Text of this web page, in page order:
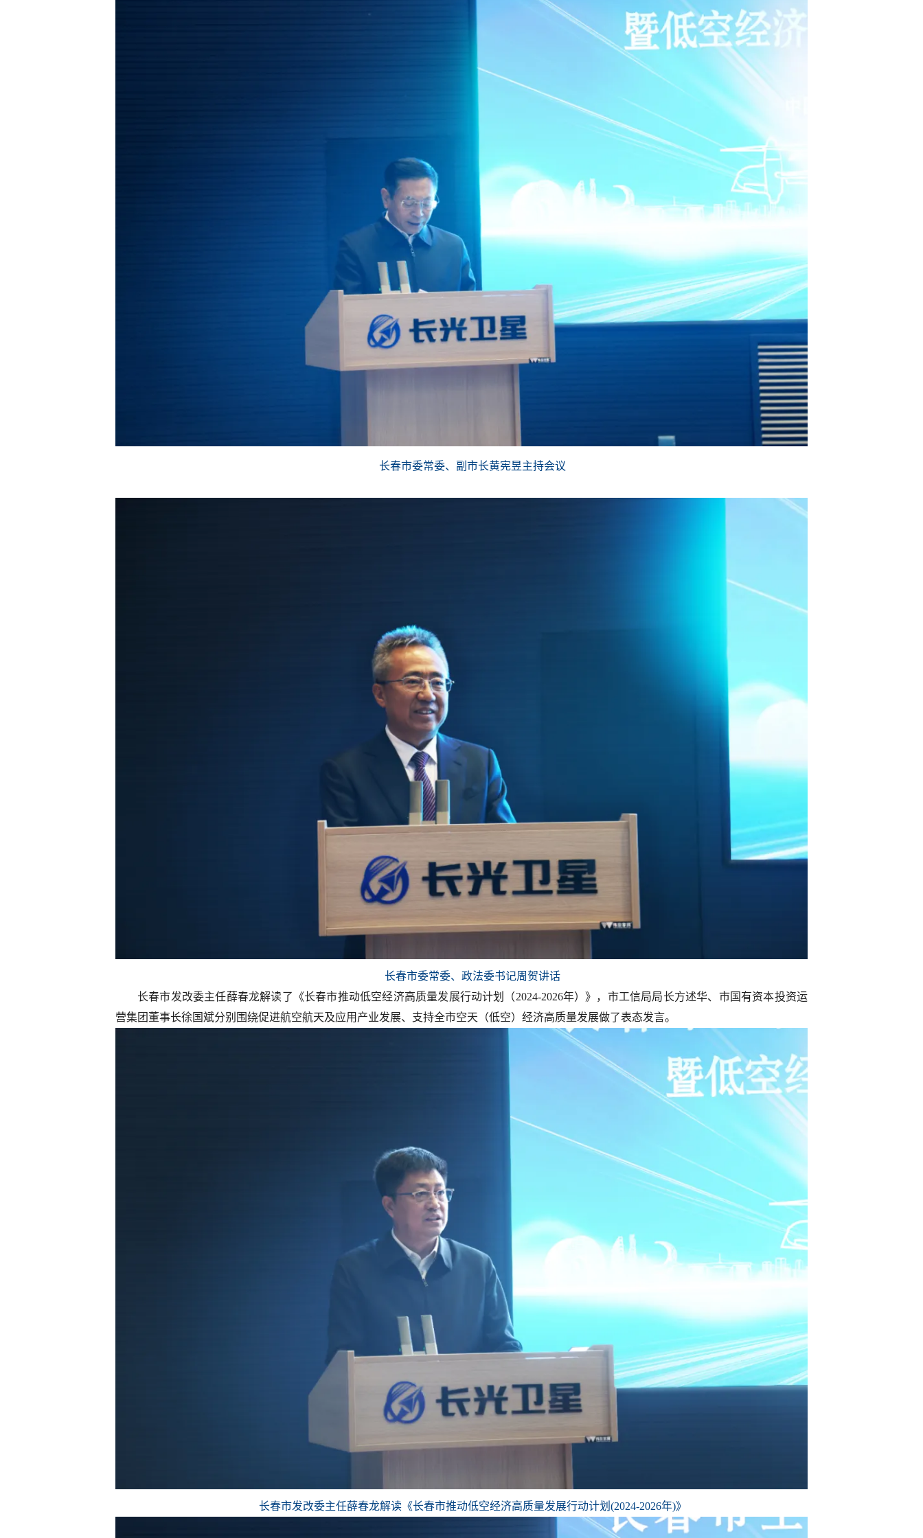
长春市委常委、副市长黄宪昱主持会议
长春市委常委、政法委书记周贺讲话
长春市发改委主任薛春龙解读了《长春市推动低空经济高质量发展行动计划（2024-2026年）》，市工信局局长方述华、市国有资本投资运
营集团董事长徐国斌分别围绕促进航空航天及应用产业发展、支持全市空天（低空）经济高质量发展做了表态发言。
长春市发改委主任薛春龙解读《长春市推动低空经济高质量发展行动计划(2024-2026年)》